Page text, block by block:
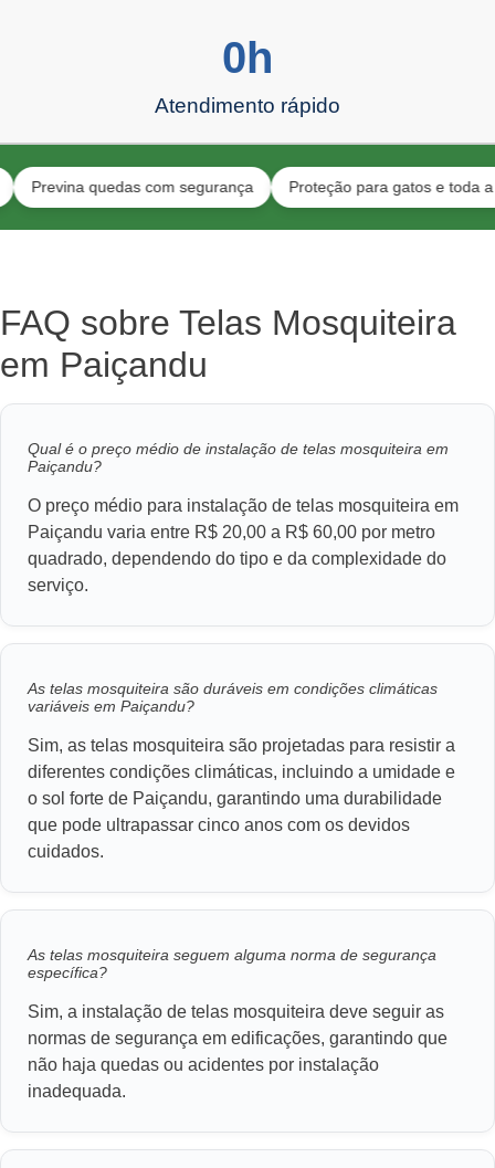
Atendimento rápido
0 h
quedas com segurança Proteção para gatos e toda a família
FAQ sobre Telas Mosquiteira
em Paiçandu
Qual é o preço médio de instalação de telas mosquiteira em
Paiçandu?
O preço médio para instalação de telas mosquiteira em
Paiçandu varia entre R$ 20,00 a R$ 60,00 por metro
quadrado, dependendo do tipo e da complexidade do
serviço.
As telas mosquiteira são duráveis em condições climáticas
variáveis em Paiçandu?
Sim, as telas mosquiteira são projetadas para resistir a
diferentes condições climáticas, incluindo a umidade e
o sol forte de Paiçandu, garantindo uma durabilidade
que pode ultrapassar cinco anos com os devidos
cuidados.
As telas mosquiteira seguem alguma norma de segurança
específica?
Sim, a instalação de telas mosquiteira deve seguir as
normas de segurança em edificações, garantindo que
não haja quedas ou acidentes por instalação
inadequada.